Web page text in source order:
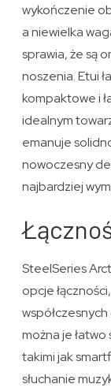
wykończenie
a niewielka
sprawia, że są
noszenia. Etui
kompaktowe i
idealnym
emanuje
nowoczesny
najbardziej
SteelSeries
opcje
można je
takimi jak
słuchanie